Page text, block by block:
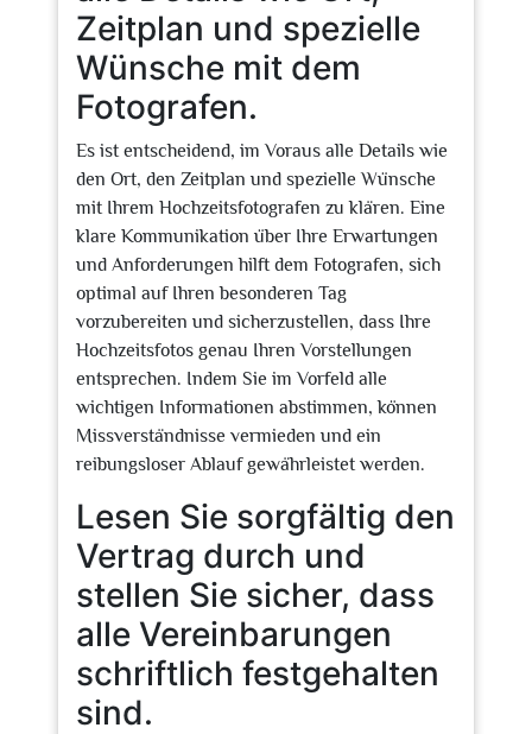
Zeitplan und spezielle
Wünsche mit dem
Fotografen.
Es ist entscheidend, im Voraus alle Details wie
den Ort, den Zeitplan und spezielle Wünsche
mit Ihrem Hochzeitsfotografen zu klären. Eine
klare Kommunikation über Ihre Erwartungen
und Anforderungen hilft dem Fotografen, sich
optimal auf Ihren besonderen Tag
vorzubereiten und sicherzustellen, dass Ihre
Hochzeitsfotos genau Ihren Vorstellungen
entsprechen. Indem Sie im Vorfeld alle
wichtigen Informationen abstimmen, können
Missverständnisse vermieden und ein
reibungsloser Ablauf gewährleistet werden.
Lesen Sie sorgfältig den
Vertrag durch und
stellen Sie sicher, dass
alle Vereinbarungen
schriftlich festgehalten
sind.